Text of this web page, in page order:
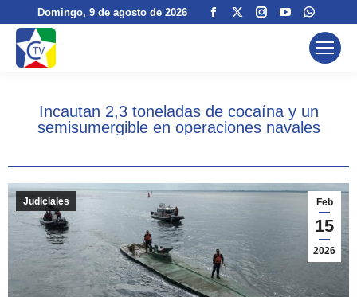
Domingo, 9 de agosto de 2026
Facebook
windowwindow
Instagram
window
YouTube
page
opens
window
page
opens
Incautan 2,3 toneladas de cocaína y un
semisumergible en operaciones navales
Feb
15
2026
Judiciales